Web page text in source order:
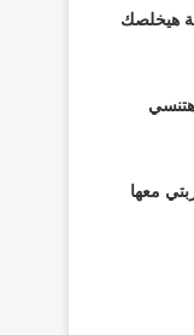
هيخلصك
معها